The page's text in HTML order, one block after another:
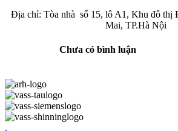
Địa chỉ: Tòa nhà số 15, lô A1, Khu đô thị
Mai, TP.Hà Nội
Chưa có bình luận
.